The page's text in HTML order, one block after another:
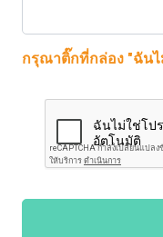
กรุณาติ๊กที่กล่อง "ฉัน